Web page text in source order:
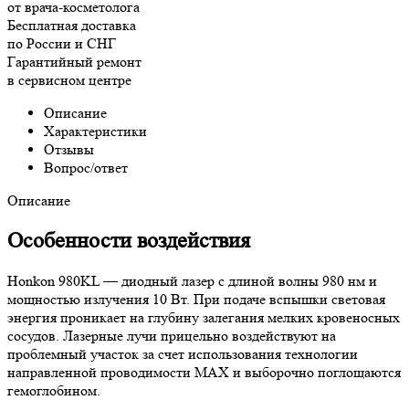
от врача-косметолога
Бесплатная доставка
по России и СНГ
Гарантийный ремонт
в сервисном центре
Описание
Характеристики
Отзывы
Вопрос/ответ
Описание
Особенности воздействия
Honkon 980KL — диодный лазер с длиной волны 980 нм и
мощностью излучения 10 Вт. При подаче вспышки световая
энергия проникает на глубину залегания мелких кровеносных
сосудов. Лазерные лучи прицельно воздействуют на
проблемный участок за счет использования технологии
направленной проводимости MAX и выборочно поглощаются
гемоглобином.